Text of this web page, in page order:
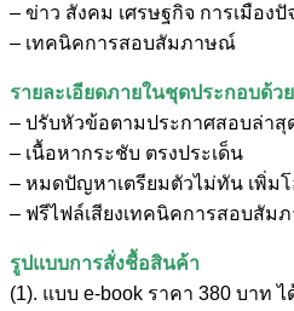
– ข่าว สังคม เศรษฐกิจ การเมืองปั
– เทคนิคการสอบสัมภาษณ์
รายละเอียดภายในชุดประกอบด้วย
– ปรับหัวข้อตามประกาศสอบล่า
– เนื้อหากระชับ ตรงประเด็น
– หมดปัญหาเตรียมตัวไม่ทัน เพิ่ม
– ฟรีไฟล์เสียงเทคนิคการสอบสัม
รูปแบบการสั่งชื้อสินค้า
(1). แบบ e-book ราคา 380 บาท